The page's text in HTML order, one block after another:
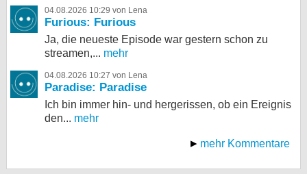
04.08.2026 10:29 von Lena
Furious: Furious
Ja, die neueste Episode war gestern schon zu
streamen,... mehr
04.08.2026 10:27 von Lena
Paradise: Paradise
Ich bin immer hin- und hergerissen, ob ein Ereignis
den... mehr
mehr Kommentare